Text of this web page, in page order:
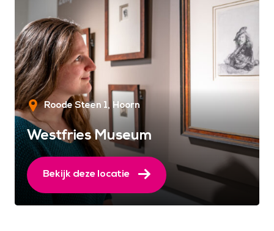
Roode Steen 1 Hoorn
Westfries Museum
Bekijk deze locatie